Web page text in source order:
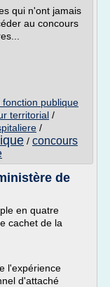
qui n'ont jamais
au concours
publique
territorial /
/
/ concours
de
en quatre
cachet de la
l'expérience
d'attaché